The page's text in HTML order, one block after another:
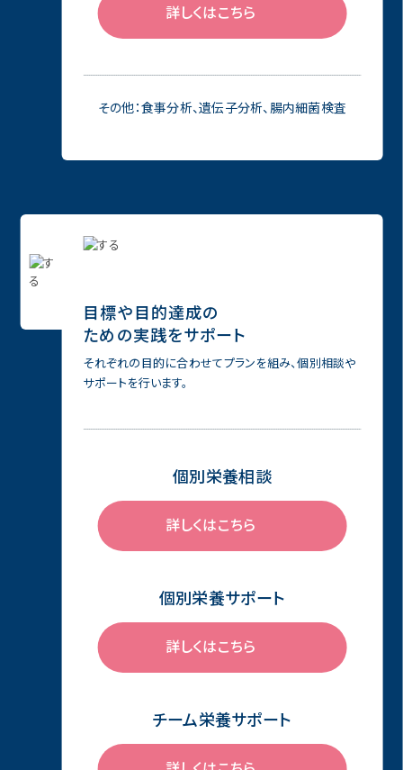
詳しくはこちら
その他：食事分析、遺伝子分析、腸内細菌検査
⽬標や⽬的達成の
ための実践をサポート
それぞれの⽬的に合わせてプランを組み、個別相談や
サポートを⾏います。
個別栄養相談
詳しくはこちら
個別栄養サポート
詳しくはこちら
チーム栄養サポート